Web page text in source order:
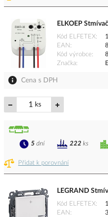
ELKOEP
Kód ELFETEX
EAN
Kód výrobce
Značka
Cena s DPH
ks
Přidat k porovnání
5 dní 222 ks
LEGRAND
Kód ELFETEX
EAN